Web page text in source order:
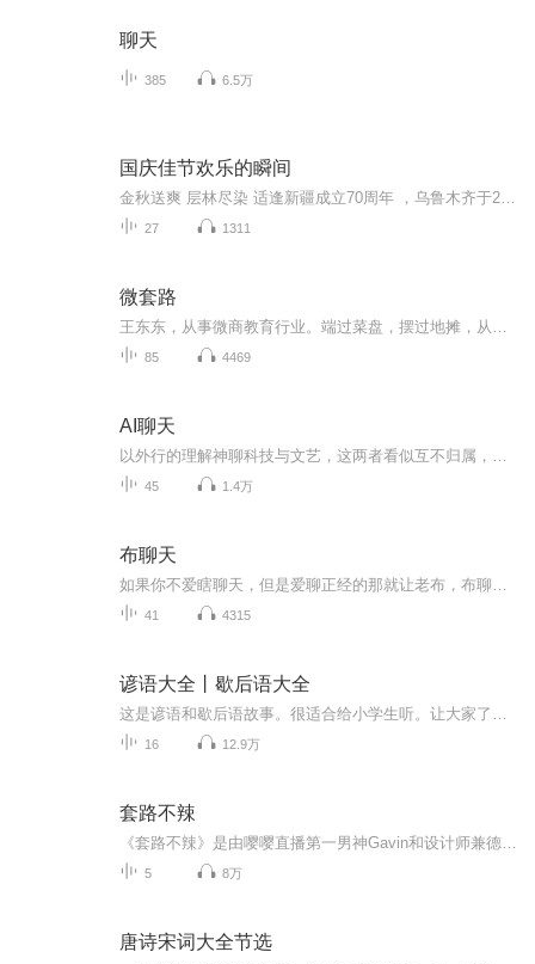
聊天
385 6.5万
国庆佳节欢乐的瞬间
27 1311
微套路
85 4469
AI聊天
45 1.4万
布聊天
41 4315
谚语大全丨歇后语大全
16 12.9万
套路不辣
5 8万
唐诗宋词大全节选